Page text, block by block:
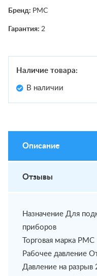
Бренд: РМС
Гарантия: 2
Наличие товара:
В наличии
Описание
Отзывы
Назначение Для
приборов
Торговая марка РМС
Рабочее давление
Давление на разрыв